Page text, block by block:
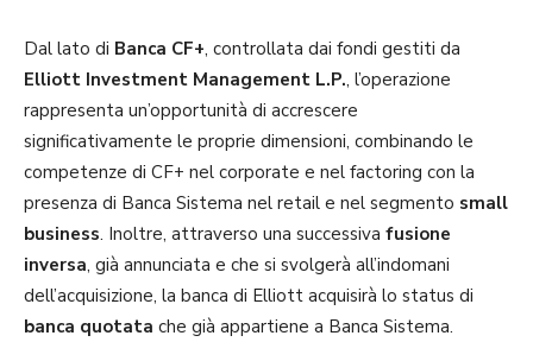
Dal lato di Banca CF+, controllata dai fondi gestiti da
Elliott Investment Management L.P., l’operazione
rappresenta un’opportunità di accrescere
significativamente le proprie dimensioni, combinando le
competenze di CF+ nel corporate e nel factoring con la
presenza di Banca Sistema nel retail e nel segmento small
business. Inoltre, attraverso una successiva fusione
inversa, già annunciata e che si svolgerà all’indomani
dell’acquisizione, la banca di Elliott acquisirà lo status di
banca quotata che già appartiene a Banca Sistema.